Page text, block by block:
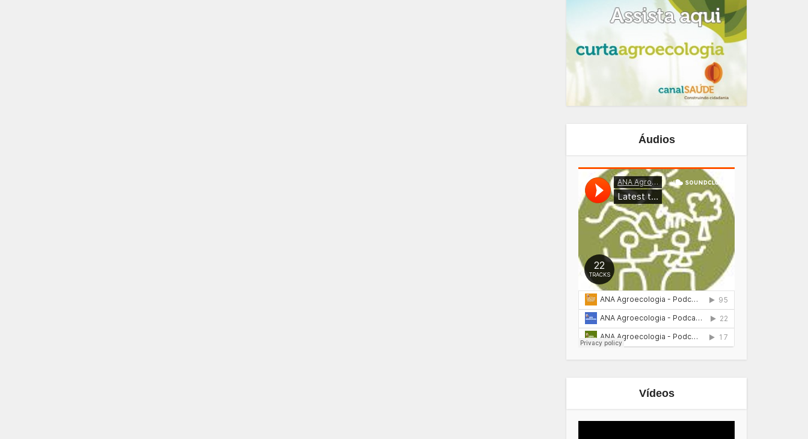
Áudios
Vídeos